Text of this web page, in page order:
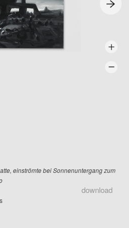
einströmte bei Sonnenuntergang zum
download